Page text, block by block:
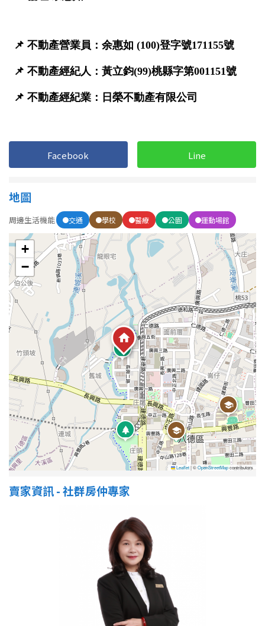
Facebook Line
地圖
周邊生活機能 交通 學校 醫療 公園 運動場館
+
−
Leaflet|©OpenStreetMapcontributors
賣家資訊 - 社群房仲專家